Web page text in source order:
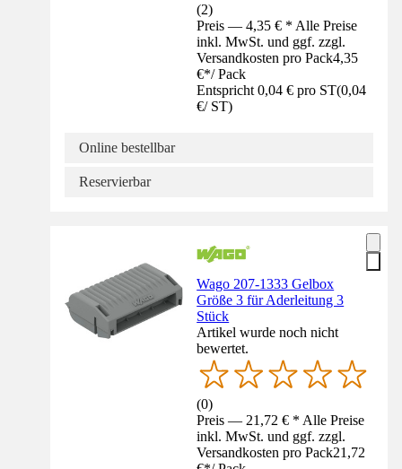
(2)
Preis — 4,35 € * Alle Preise
inkl. MwSt. und ggf. zzgl.
Versandkosten pro Pack4,35
€*/ Pack
Entspricht 0,04 € pro ST(0,04
€/ ST)
Online bestellbar
Reservierbar
Wago 207-1333 Gelbox
Größe 3 für Aderleitung 3
Stück
Artikel wurde noch nicht
bewertet.
(0)
Preis — 21,72 € * Alle Preise
inkl. MwSt. und ggf. zzgl.
Versandkosten pro Pack21,72